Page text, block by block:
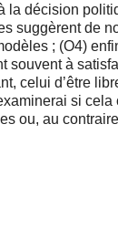
la décision
suggèrent de
; (O4)
souvent à
celui d’être
si cela
ou, au